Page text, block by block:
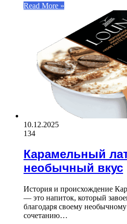
Read More »
10.12.2025
134
Карамельный
необычный вкус
История и происхождение
— это напиток, который
благодаря своему
сочетанию…